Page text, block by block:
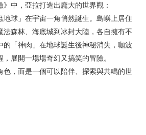
中，亞拉打造出龐大的世界觀：
地球」在宇宙一角悄然誕生。島嶼上居住
法森林、海底城到冰封大陸，各自擁有不
的「神肉」在地球誕生後神秘消失，咖波
展開一場場奇幻又搞笑的冒險。
色，而是一個可以陪伴、探索與共鳴的世